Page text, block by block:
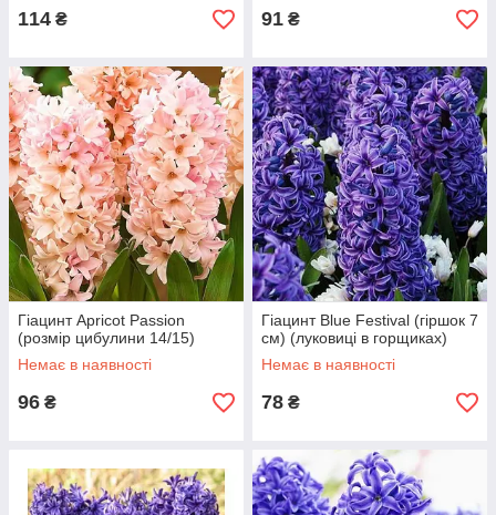
114 ₴ 91 ₴
Гіацинт Apricot Passion
(розмір цибулини 14/15)
Немає в наявності
96 ₴
Гіацинт Blue Festival (гіршок 7
см) (луковиці в горщиках)
Немає в наявності
78 ₴